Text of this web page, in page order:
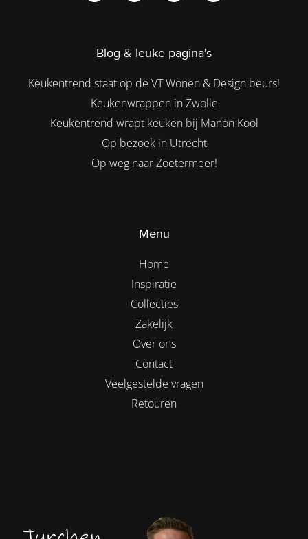
Blog & leuke pagina's
Keukentrend staat op de VT Wonen & Design beurs!
Keukenwrappen in Zwolle
Keukentrend wrapt keuken bij Manon Kool
Op bezoek in Utrecht
Op weg naar Zoetermeer!
Menu
Home
Inspiratie
Collecties
Zakelijk
Over ons
Contact
Veelgestelde vragen
Retouren